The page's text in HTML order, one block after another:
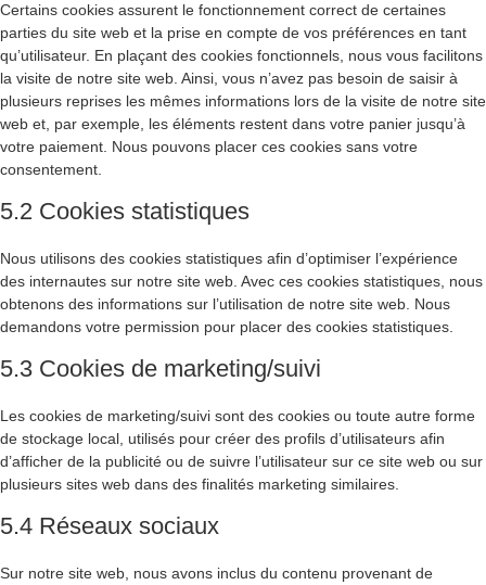
Certains cookies assurent le fonctionnement correct de certaines
parties du site web et la prise en compte de vos préférences en tant
qu’utilisateur. En plaçant des cookies fonctionnels, nous vous facilitons
la visite de notre site web. Ainsi, vous n’avez pas besoin de saisir à
plusieurs reprises les mêmes informations lors de la visite de notre site
web et, par exemple, les éléments restent dans votre panier jusqu’à
votre paiement. Nous pouvons placer ces cookies sans votre
consentement.
5.2 Cookies statistiques
Nous utilisons des cookies statistiques afin d’optimiser l’expérience
des internautes sur notre site web. Avec ces cookies statistiques, nous
obtenons des informations sur l’utilisation de notre site web. Nous
demandons votre permission pour placer des cookies statistiques.
5.3 Cookies de marketing/suivi
Les cookies de marketing/suivi sont des cookies ou toute autre forme
de stockage local, utilisés pour créer des profils d’utilisateurs afin
d’afficher de la publicité ou de suivre l’utilisateur sur ce site web ou sur
plusieurs sites web dans des finalités marketing similaires.
5.4 Réseaux sociaux
Sur notre site web, nous avons inclus du contenu provenant de